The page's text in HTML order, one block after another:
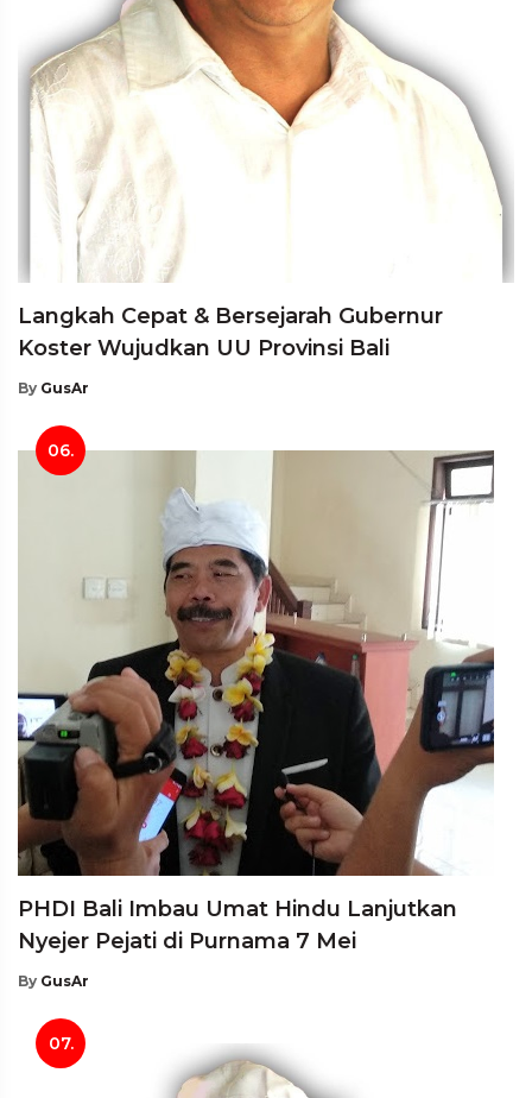
Langkah Cepat & Bersejarah Gubernur
Koster Wujudkan UU Provinsi Bali
By GusAr
06.
PHDI Bali Imbau Umat Hindu Lanjutkan
Nyejer Pejati di Purnama 7 Mei
By GusAr
07.